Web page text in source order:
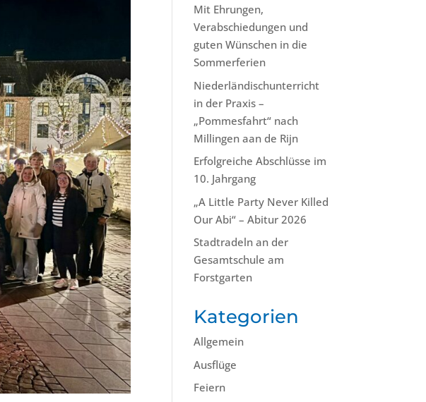
Mit Ehrungen,
Verabschiedungen und
guten Wünschen in die
Sommerferien
Niederländischunterricht
in der Praxis –
„Pommesfahrt“ nach
Millingen aan de Rijn
Erfolgreiche Abschlüsse im
10. Jahrgang
„A Little Party Never Killed
Our Abi“ – Abitur 2026
Stadtradeln an der
Gesamtschule am
Forstgarten
Kategorien
Allgemein
Ausflüge
Feiern